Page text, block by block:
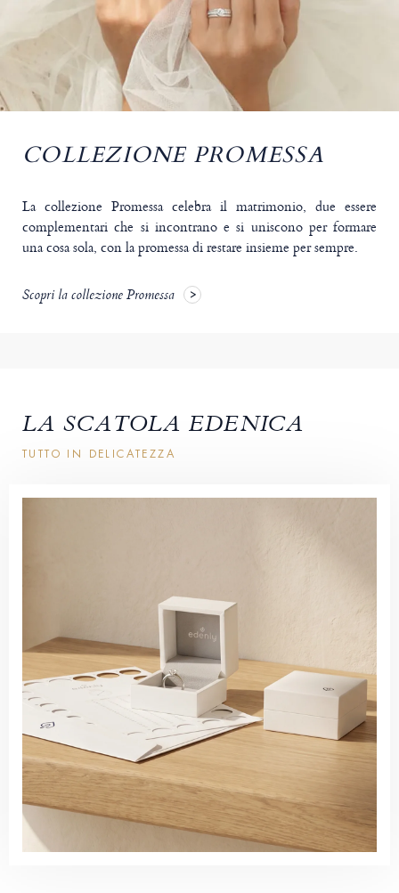
COLLEZIONE PROMESSA
La collezione Promessa celebra il matrimonio, due essere
complementari che si incontrano e si uniscono per formare
una cosa sola, con la promessa di restare insieme per sempre.
Scopri la collezione Promessa
LA SCATOLA EDENICA
TUTTO IN DELICATEZZA